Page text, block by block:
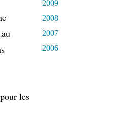
les
2009
2008
2007
2006